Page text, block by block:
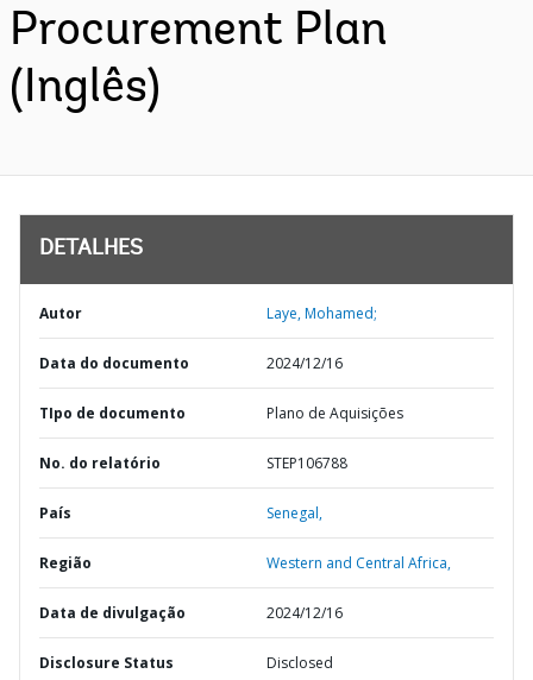
Procurement Plan
(Inglês)
DETALHES
Autor Laye, Mohamed;
Data do documento 2024/12/16
TIpo de documento Plano de Aquisições
No. do relatório STEP106788
País Senegal,
Região Western and Central Africa,
Data de divulgação 2024/12/16
Disclosure Status Disclosed